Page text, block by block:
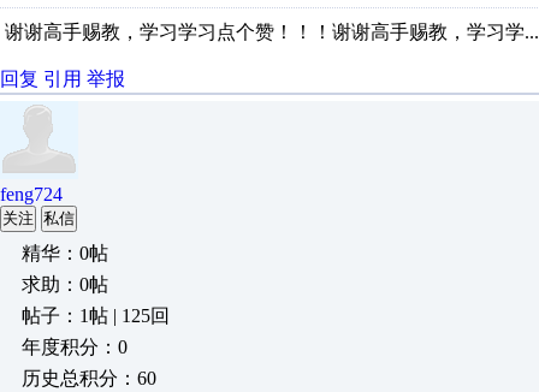
谢谢高手赐教，学习学习点个赞！！！谢谢高手赐教，学习学...
回复 引用 举报
feng724
关注 私信
精华：0帖
求助：0帖
帖子：1帖 | 125回
年度积分：0
历史总积分：60